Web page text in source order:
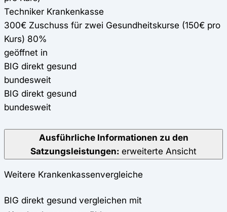
Techniker Krankenkasse
300€ Zuschuss für zwei Gesundheitskurse (150€ pro
Kurs) 80%
geöffnet in
BIG direkt gesund
bundesweit
BIG direkt gesund
bundesweit
Ausführliche Informationen zu den
Satzungsleistungen: erweiterte Ansicht
Weitere Krankenkassenvergleiche
BIG direkt gesund vergleichen mit